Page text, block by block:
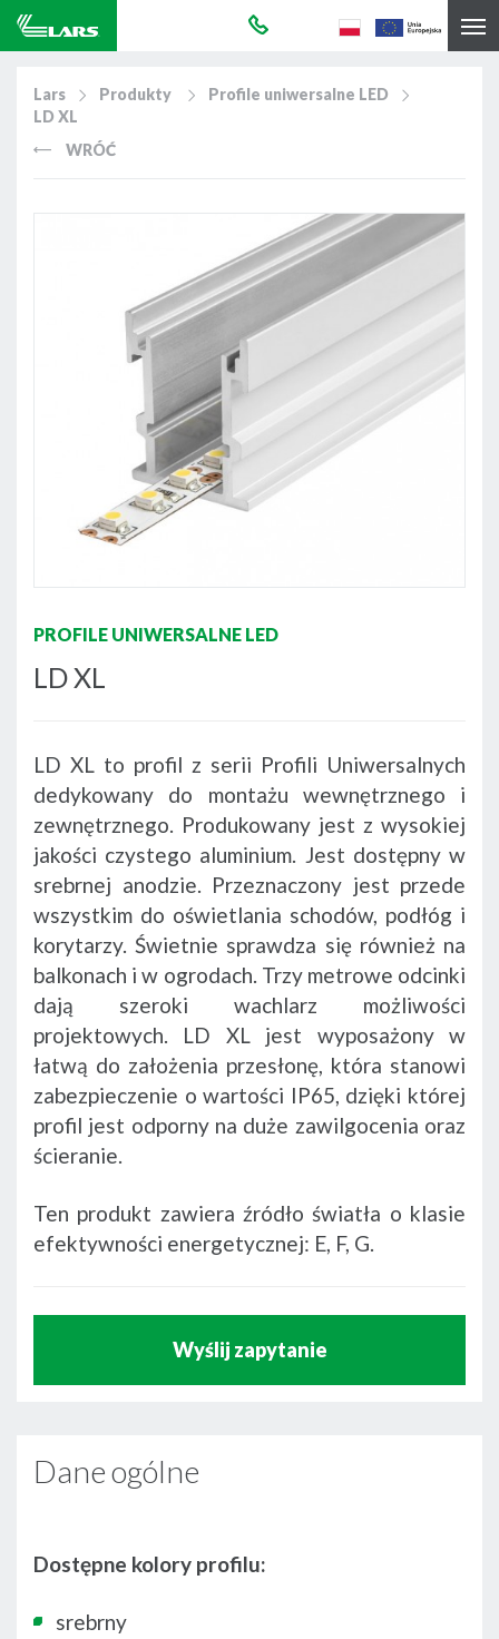
Lars Produkty
Profile uniwersalne LED
LD XL
WRÓĆ
PROFILE UNIWERSALNE LED
LD XL
LD XL to profil z serii Profili Uniwersalnych
dedykowany do montażu wewnętrznego i
zewnętrznego. Produkowany jest z wysokiej
jakości czystego aluminium. Jest dostępny w
srebrnej anodzie. Przeznaczony jest przede
wszystkim do oświetlania schodów, podłóg i
korytarzy. Świetnie sprawdza się również na
balkonach i w ogrodach. Trzy metrowe odcinki
dają szeroki wachlarz możliwości
projektowych. LD XL jest wyposażony w
łatwą do założenia przesłonę, która stanowi
zabezpieczenie o wartości IP65, dzięki której
profil jest odporny na duże zawilgocenia oraz
ścieranie.
Ten produkt zawiera źródło światła o klasie
efektywności energetycznej: E, F, G.
Wyślij zapytanie
Dane ogólne
Dostępne kolory profilu:
srebrny